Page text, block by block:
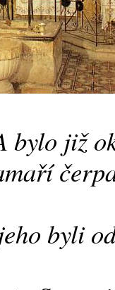
bylo již
byli